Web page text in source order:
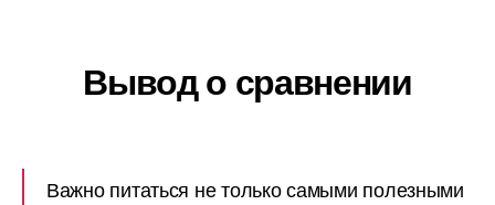
Вывод о сравнении
Важно питаться не только самыми полезными